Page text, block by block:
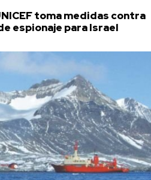
toma medidas contra
espionaje para Israel